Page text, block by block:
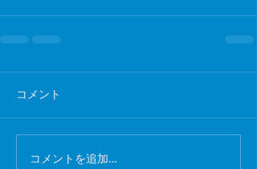
コメント
コメントを追加…